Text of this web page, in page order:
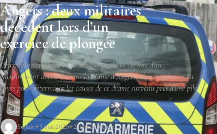
Angers : deux militaires
décèdent lors d’un
exercice de plongée
Deux militaires de 24 et 30 ans ont perdu la vie lors d'un
entraînement nocturne dans la Maine à Angers. Une enquête est en
cours pour déterminer les causes de ce drame survenu près d'une pile
de pont.
Sophie 5 mai 2026 2 min de lecture